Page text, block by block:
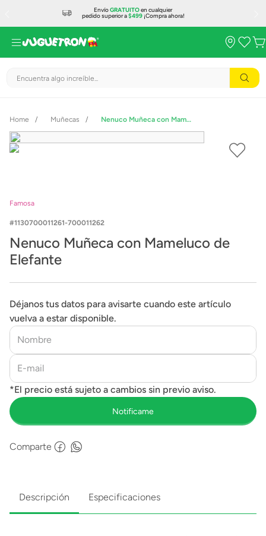
EnvíoGRATUITOen cualquier
pedido superior a$499¡Compra ahora!
Encuentra algo increíble...
Muñecas Nenuco Muñeca con Mameluco de Elefante
Famosa
1130700011261-700011262
Nenuco Muñeca con Mameluco de
Elefante
Déjanos tus datos para avisarte cuando este artículo
vuelva a estar disponible.
Comparte
Descripción Especificaciones